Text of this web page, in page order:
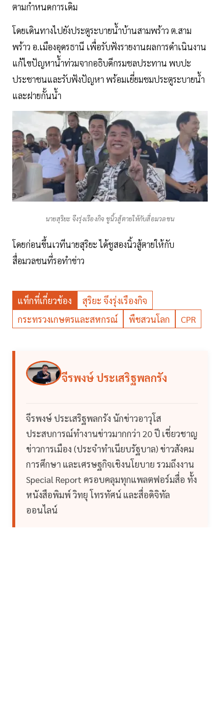
ตามกำหนดการเดิม
โดยเดินทางไปยังประตูระบายน้ำบ้านสามพร้าว ต.สาม
พร้าว อ.เมืองอุดรธานี เพื่อรับฟังรายงานผลการดำเนินงาน
แก้ไขปัญหาน้ำท่วมจากอธิบดีกรมชลประทาน พบปะ
ประชาชนและรับฟังปัญหา พร้อมเยี่ยมชมประตูระบายน้ำ
และฝายกั้นน้ำ
นายสุริยะ จึงรุ่งเรืองกิจ ชูนิ้วสู้ตายให้กับสื่อมวลชน
โดยก่อนขึ้นเวทีนายสุริยะ ได้ชูสองนิ้วสู้ตายให้กับ
สื่อมวลชนที่รอทำข่าว
แท็กที่เกี่ยวข้อง
สุริยะ จึงรุ่งเรืองกิจ
กระทรวงเกษตรและสหกรณ์
พืชสวนโลก CPR
จีรพงษ์ ประเสริฐพลกรัง
จีรพงษ์ ประเสริฐพลกรัง นักข่าวอาวุโส
ประสบการณ์ทำงานข่าวมากกว่า 20 ปี เชี่ยวชาญ
ข่าวการเมือง (ประจำทำเนียบรัฐบาล) ข่าวสังคม
การศึกษา และเศรษฐกิจเชิงนโยบาย รวมถึงงาน
Special Report ครอบคลุมทุกแพลตฟอร์มสื่อ ทั้ง
หนังสือพิมพ์ วิทยุ โทรทัศน์ และสื่อดิจิทัล
ออนไลน์